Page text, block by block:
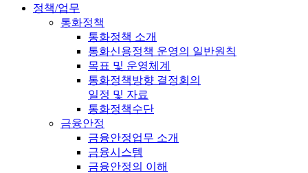
정책/업무
통화정책
통화정책 소개
통화신용정책 운영의 일반원칙
목표 및 운영체계
통화정책방향 결정회의
일정 및 자료
통화정책수단
금융안정
금융안정업무 소개
금융시스템
금융안정의 이해